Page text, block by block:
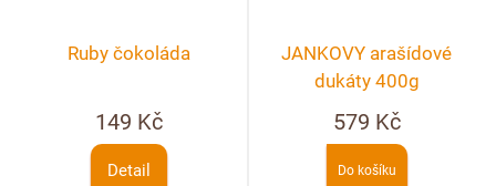
Ruby čokoláda
149 Kč
Detail
JANKOVY arašídové
dukáty 400g
579 Kč
Do košíku